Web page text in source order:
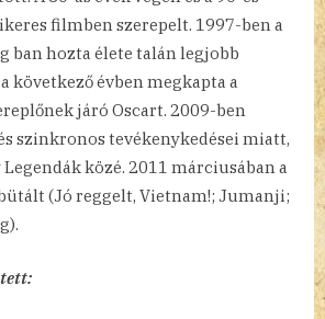
filmben szerepelt. 1997-ben a
ban hozta élete talán legjobb
következő évben megkapta a
járó Oscart. 2009-ben
szinkronos tevékenykedései miatt,
közé. 2011 márciusában a
(Jó reggelt, Vietnam!; Jumanji;